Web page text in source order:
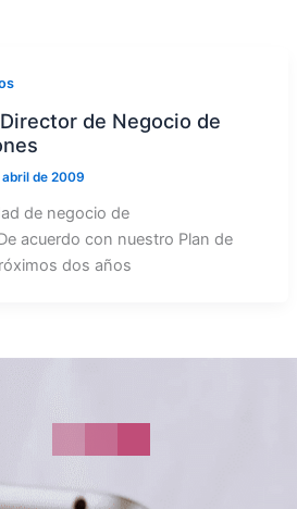
de Negocio de
abril de 2009
de negocio de
acuerdo con nuestro Plan de
dos años